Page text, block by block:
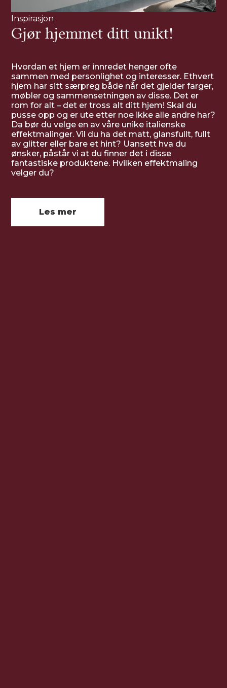
Inspirasjon
Gjør hjemmet ditt unikt!
Hvordan et hjem er innredet henger ofte
sammen med personlighet og interesser. Ethvert
hjem har sitt særpreg både når det gjelder farger,
møbler og sammensetningen av disse. Det er
rom for alt – det er tross alt ditt hjem! Skal du
pusse opp og er ute etter noe ikke alle andre har?
Da bør du velge en av våre unike italienske
effektmalinger. Vil du ha det matt, glansfullt, fullt
av glitter eller bare et hint? Uansett hva du
ønsker, påstår vi at du finner det i disse
fantastiske produktene. Hvilken effektmaling
velger du?
Les mer